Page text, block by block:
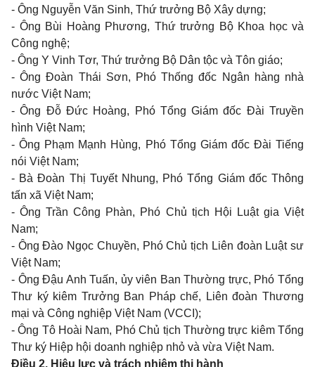
- Ông Nguyễn Văn Sinh, Thứ trưởng Bộ Xây dựng;
- Ông Bùi Hoàng Phương, Thứ trưởng Bộ Khoa học và
Công nghệ;
- Ông Y Vinh Tơr, Thứ trưởng Bộ Dân tộc và Tôn giáo;
- Ông Đoàn Thái Sơn, Phó Thống đốc Ngân hàng nhà
nước Việt Nam;
- Ông Đỗ Đức Hoàng, Phó Tổng Giám đốc Đài Truyền
hình Việt Nam;
- Ông Phạm Mạnh Hùng, Phó Tổng Giám đốc Đài Tiếng
nói Việt Nam;
- Bà Đoàn Thị Tuyết Nhung, Phó Tổng Giám đốc Thông
tấn xã Việt Nam;
- Ông Trần Công Phàn, Phó Chủ tịch Hội Luật gia Việt
Nam;
- Ông Đào Ngọc Chuyền, Phó Chủ tịch Liên đoàn Luật sư
Việt Nam;
- Ông Đậu Anh Tuấn, ủy viên Ban Thường trực, Phó Tổng
Thư ký kiêm Trưởng Ban Pháp chế, Liên đoàn Thương
mại và Công nghiệp Việt Nam (VCCI);
- Ông Tô Hoài Nam, Phó Chủ tịch Thường trực kiêm Tổng
Thư ký Hiệp hội doanh nghiệp nhỏ và vừa Việt Nam.
Điều 2. Hiệu lực và trách nhiệm thi hành